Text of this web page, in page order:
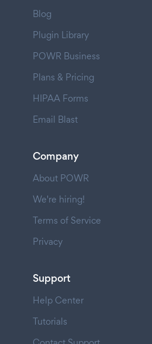
Blog
Plugin Library
POWR Business
Plans & Pricing
HIPAA Forms
Email Blast
Company
About POWR
We're hiring!
Terms of Service
Privacy
Support
Help Center
Tutorials